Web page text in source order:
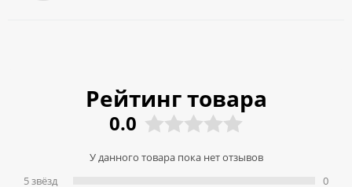
Рейтинг товара
0.0
У данного товара пока нет отзывов
5 звёзд
0